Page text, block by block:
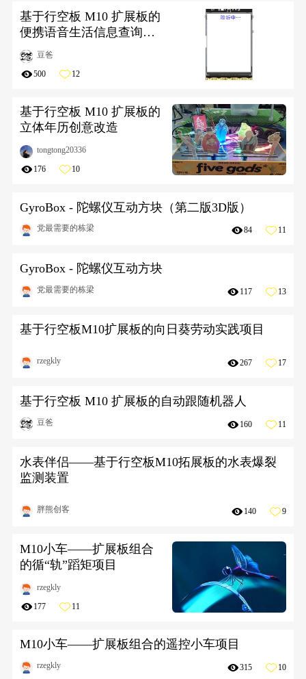
基于行空板 M10 扩展板的
便携语音生活信息查询助
手
豆爸
500 12
基于行空板 M10 扩展板的
立体年历创意改造
tongtong20336
176 10
GyroBox - 陀螺仪互动方块（第二版3D版）
党最需要的栋梁 84 11
GyroBox - 陀螺仪互动方块
党最需要的栋梁 117 13
基于行空板M10扩展板的向日葵劳动实践项目
rzegkly 267 17
基于行空板 M10 扩展板的自动跟随机器人
豆爸 160 11
水表伴侣——基于行空板M10拓展板的水表爆裂
监测装置
胖熊创客 140 9
M10小车——扩展板组合
的循“轨”蹈矩项目
rzegkly
177 11
M10小车——扩展板组合的遥控小车项目
rzegkly 315 10